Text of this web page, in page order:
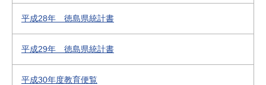
平成28年 徳島県統計書
平成29年 徳島県統計書
平成30年度教育便覧